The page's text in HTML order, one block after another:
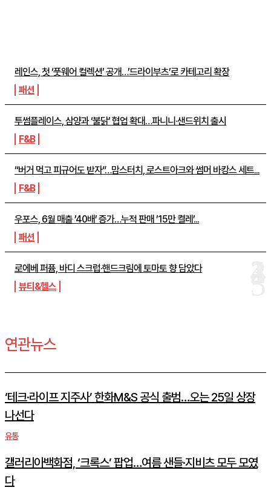
레인스, 첫 ‘풋웨어 컬렉션’ 공개…’드라이부츠’로 카테고리 확장
패션
투썸플레이스, 삼양과 ‘불닭’ 협업 확대…파니니·샌드위치 출시
F&B
“버거 먹고 피규어도 받자”…맘스터치, 로스트아크와 썸머 바캉스 세트...
F&B
우포스, 6월 매출 ’40배’ 증가…누적 판매 ’15만 켤레’...
패션
로에베 퍼퓸, 바디 스크럽·핸드크림에 토마토 향 담았다
뷰티&헬스
연관뉴스
‘테크·라이프 지주사’ 한화M&S 공식 출범…오는 25일 상장
나선다
유통
갤러리아백화점, ‘크록스’ 팝업…여름 샌들·지비츠 모두 모였
다